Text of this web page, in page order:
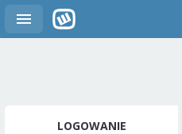
LOGOWANIE